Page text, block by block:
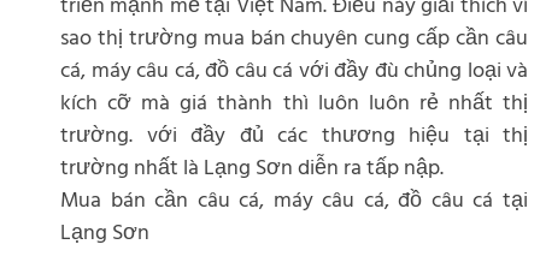
sao thị trường mua bán chuyên cung cấp cần câu
cá, máy câu cá, đồ câu cá với đầy đù chủng loại và
kích cỡ mà giá thành thì luôn luôn rẻ nhất thị
trường. với đầy đủ các thương hiệu tại thị
trường nhất là Lạng Sơn diễn ra tấp nập.
Mua bán cần câu cá, máy câu cá, đồ câu cá tại
Lạng Sơn